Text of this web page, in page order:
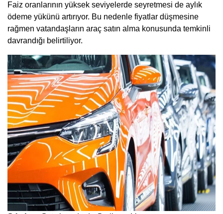
Faiz oranlarının yüksek seviyelerde seyretmesi de aylık
ödeme yükünü artırıyor. Bu nedenle fiyatlar düşmesine
rağmen vatandaşların araç satın alma konusunda temkinli
davrandığı belirtiliyor.